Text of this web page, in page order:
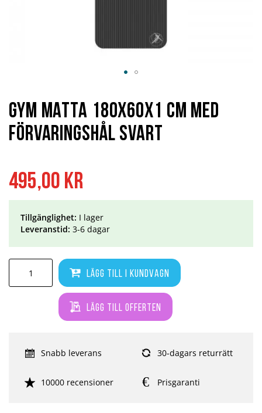
495,00 kr
Lägg till i kundvagn
Lägg till offerten
Tillgänglighet: I lager
Leveranstid: 3-6 dagar
Snabb leverans 30-dagars returrätt
10000 recensioner Prisgaranti
Gym Matta 180x60x1 cm med
förvaringshål Svart
början
av
bildgalleriet